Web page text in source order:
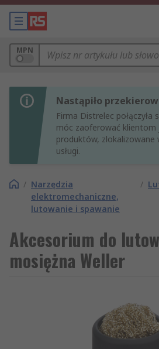
MPN
Nastąpiło
Firma Distrelec połączyła
móc zaoferować klientom
produktów, zlokalizowane
usługi.
/ Narzędzia
elektromechaniczne,
lutowanie i spawanie
/
Akcesorium do
mosiężna Weller